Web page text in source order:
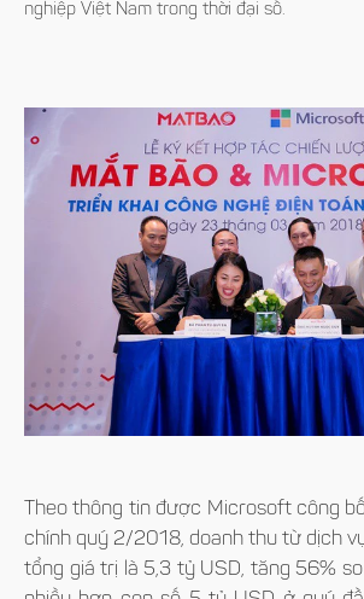
nghiệp Việt Nam trong thời đại số.
Theo thông tin được Microsoft công
chính quý 2/2018, doanh thu từ dịch
tổng giá trị là 5,3 tỷ USD, tăng 56%